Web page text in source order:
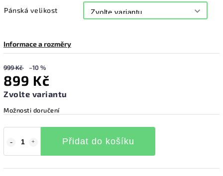
Pánská velikost
Informace a rozměry
999 Kč –10 %
899 Kč
Zvolte variantu
Možnosti doručení
Přidat do košíku